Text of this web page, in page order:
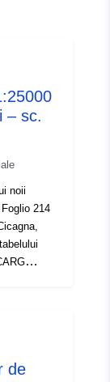
88u/dataset/
– sc.
noii
214
de